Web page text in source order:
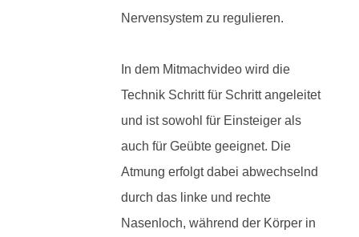
Nervensystem zu regulieren.
In dem Mitmachvideo wird die
Technik Schritt für Schritt angeleitet
und ist sowohl für Einsteiger als
auch für Geübte geeignet. Die
Atmung erfolgt dabei abwechselnd
durch das linke und rechte
Nasenloch, während der Körper in